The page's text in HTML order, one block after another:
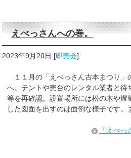
えべっさんへの巻。
2023年9月20日 [即売会]
１１月の「えべっさん古本まつり」
へ。テントや売台のレンタル業者と待
等を再確認。設置場所には松の木や燈
した図面を出すのは面倒な様子です。
「えべ